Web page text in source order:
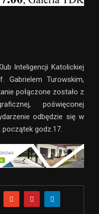
Inteligencji Katolickiej
Gabrielem Turowskim,
połączone zostało z
poświęconej
odbędzie się w
godz.17.